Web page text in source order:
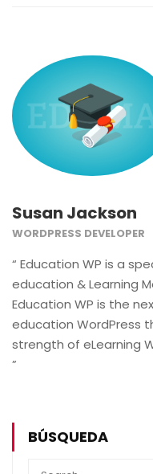
Susan Jackson
WORDPRESS DEVELOPER
“ Education WP is a
education & Learning
Education WP is the
education WordPress
strength of eLearning
”
BÚSQUEDA